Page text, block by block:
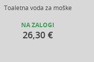
Toaletna voda za moške
NA ZALOGI
26,30 €